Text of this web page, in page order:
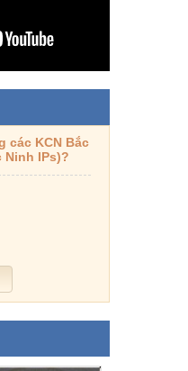
các KCN Bắc
Ninh IPs)?